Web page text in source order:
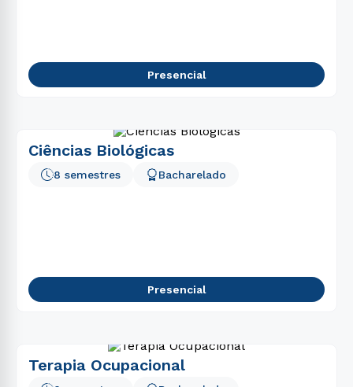
Presencial
Ciências Biológicas
8 semestres Bacharelado
Presencial
Terapia Ocupacional